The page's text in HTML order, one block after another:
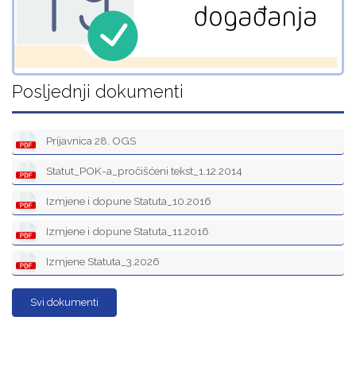
Posljednji dokumenti
Prijavnica 28. OGS
Statut_POK-a_pročišćeni tekst_1.12.2014
Izmjene i dopune Statuta_10.2016
Izmjene i dopune Statuta_11.2016
Izmjene Statuta_3.2026
Svi dokumenti